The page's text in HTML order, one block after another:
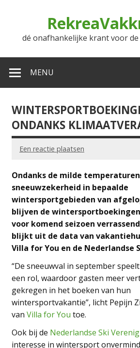
dé onafhankelijke krant voor
MENU
ONDANKS
Een reactie plaatsen
Ondanks de milde
sneeuwzekerheid in bepaalde
wintersportgebieden van
blijven de
voor komend seizoen
blijkt uit de data van
Villa for You en de Nederlandse
“De sneeuwval in september
een rol, waardoor gasten meer
gekregen in het boeken van hun
wintersportvakantie”, licht Pepijn
van Villa for You toe.
Ook bij de Nederlandse Ski
interesse in wintersport